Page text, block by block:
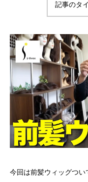
記事のタ
今回は前髪ウィッグつい